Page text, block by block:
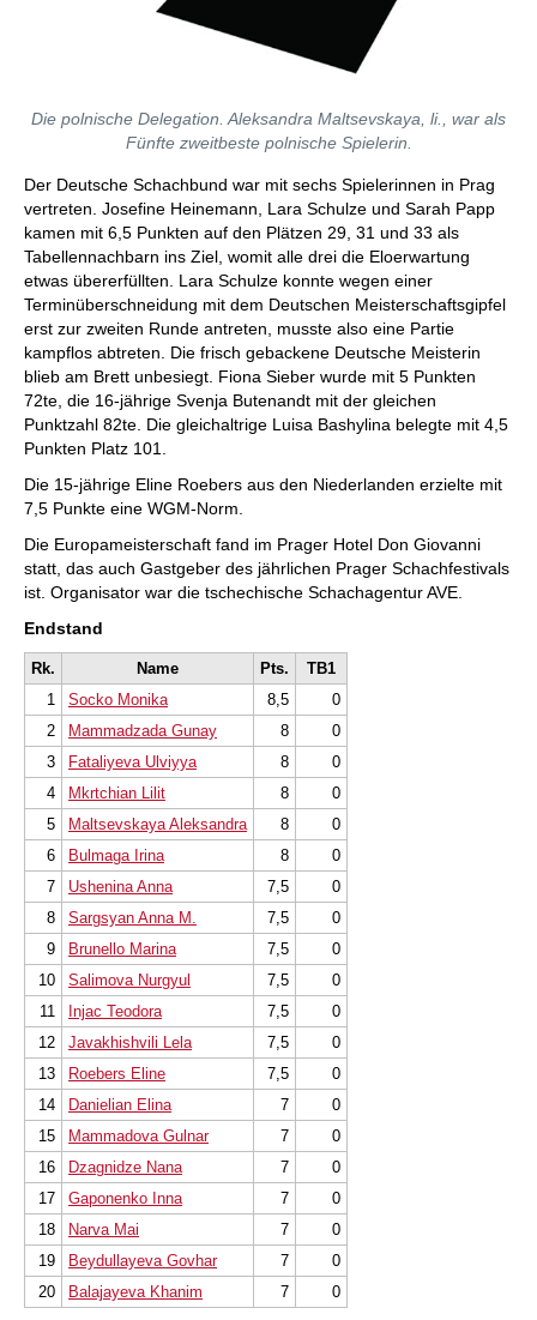
Die polnische Delegation. Aleksandra Maltsevskaya, li., war als
Fünfte zweitbeste polnische Spielerin.
Der Deutsche Schachbund war mit sechs Spielerinnen in Prag
vertreten. Josefine Heinemann, Lara Schulze und Sarah Papp
kamen mit 6,5 Punkten auf den Plätzen 29, 31 und 33 als
Tabellennachbarn ins Ziel, womit alle drei die Eloerwartung
etwas übererfüllten. Lara Schulze konnte wegen einer
Terminüberschneidung mit dem Deutschen Meisterschaftsgipfel
erst zur zweiten Runde antreten, musste also eine Partie
kampflos abtreten. Die frisch gebackene Deutsche Meisterin
blieb am Brett unbesiegt. Fiona Sieber wurde mit 5 Punkten
72te, die 16-jährige Svenja Butenandt mit der gleichen
Punktzahl 82te. Die gleichaltrige Luisa Bashylina belegte mit 4,5
Punkten Platz 101.
Die 15-jährige Eline Roebers aus den Niederlanden erzielte mit
7,5 Punkte eine WGM-Norm.
Die Europameisterschaft fand im Prager Hotel Don Giovanni
statt, das auch Gastgeber des jährlichen Prager Schachfestivals
ist. Organisator war die tschechische Schachagentur AVE.
Endstand
Rk. Name Pts.
TB1
1
Socko Monika 8,5
0
2
Mammadzada Gunay 8
0
3
Fataliyeva Ulviyya 8
0
4
Mkrtchian Lilit 8
0
5
Maltsevskaya Aleksandra 8
0
6
Bulmaga Irina 8
0
7
Ushenina Anna 7,5
0
8
Sargsyan Anna M. 7,5
0
9
Brunello Marina 7,5
0
10
Salimova Nurgyul 7,5
0
11
Injac Teodora 7,5
0
12
Javakhishvili Lela 7,5
0
13
Roebers Eline 7,5
0
14
Danielian Elina 7
0
15
Mammadova Gulnar 7
0
16
Dzagnidze Nana 7
0
17
Gaponenko Inna 7
0
18
Narva Mai 7
0
19
Beydullayeva Govhar 7
0
20
Balajayeva Khanim 7 0